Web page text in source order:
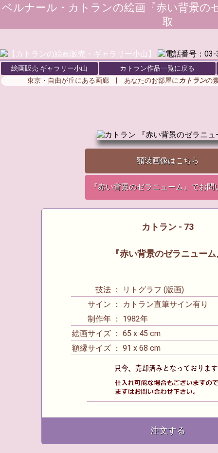
ベルナール・カトランの絵画『赤い背景の
取
絵画販売 ギャラリー小山
カトラン作品一覧に戻る
東京・自由が丘にある画廊 | あなたのお部屋に カトランの
額装画像はこちら
『赤い背景のゼラニューム』でお問
カトラン - 73
『赤い背景のゼラニューム
技法 ： リトグラフ (版画)
サイン ： カトラン直筆サイン有り
制作年 ： 1982年
絵画サイズ ： 65 x 45 cm
額縁サイズ ： 91 x 68 cm
注文する